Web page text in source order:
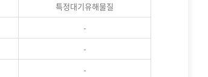
특정대기유해물질
-
-
-